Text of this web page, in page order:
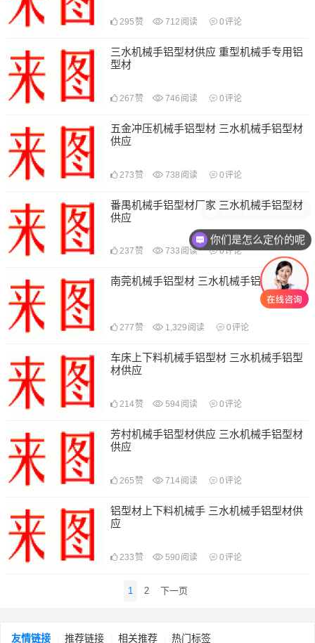
295 赞 712 阅读 0评论
三水机械手铝型材供应 重型机械手专用铝
型材
267 赞 746 阅读 0评论
五金冲压机械手铝型材 三水机械手铝型材
供应
273 赞 738 阅读 0评论
番禺机械手铝型材厂家 三水机械手铝型材
供应
237 赞 733 阅读 0评论
南莞机械手铝型材 三水机械手铝型材供应
277 赞 1,329 阅读 0评论
车床上下料机械手铝型材 三水机械手铝型
材供应
214赞 594阅读 0评论
芳村机械手铝型材供应 三水机械手铝型材
供应
265 赞 714阅读 0评论
铝型材上下料机械手 三水机械手铝型材供
应
233 赞 590 阅读 0评论
1 2 下一页
友情链接 推荐链接 相关推荐 热门标签
我想咨询下铝型材
你们是怎么定价的呢